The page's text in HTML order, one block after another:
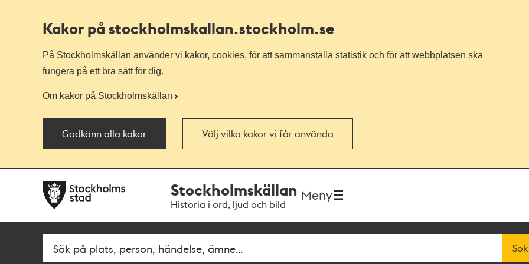
Kakor på stockholmskallan.stockholm.se
På Stockholmskällan använder vi kakor, cookies, för att sammanställa statistik och för att webbplatsen ska
fungera på ett bra sätt för dig.
Om kakor på Stockholmskällan
Godkänn alla kakor Välj vilka kakor vi får använda
navigationen
huvudinnehållet
Stockholmskällan
Historia i ord, ljud och bild
Meny
Fritextsök Sök